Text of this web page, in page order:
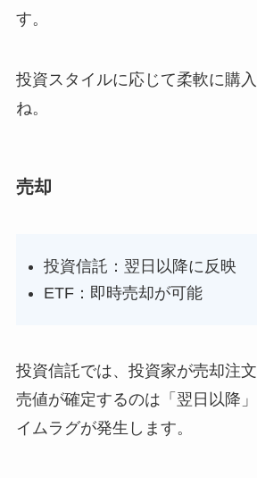
す。
投資スタイルに応じて柔軟に購
ね。
売却
投資信託：翌日以降に反映
ETF：即時売却が可能
投資信託では、投資家が売却注
売値が確定するのは「翌日以降
イムラグが発生します。